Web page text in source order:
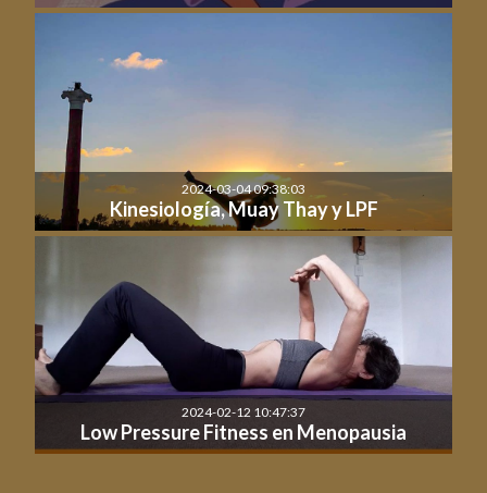
2024-03-04 09:38:03
Kinesiología, Muay Thay y LPF
2024-02-12 10:47:37
Low Pressure Fitness en Menopausia